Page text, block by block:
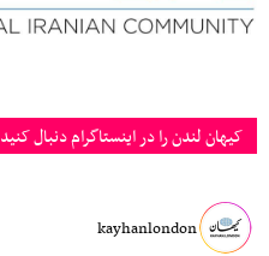
کیهان لندن را در اینستاگرام دنبال کنید
kayhanlondon